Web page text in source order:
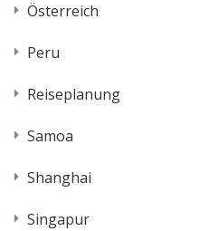
Österreich
Peru
Reiseplanung
Samoa
Shanghai
Singapur